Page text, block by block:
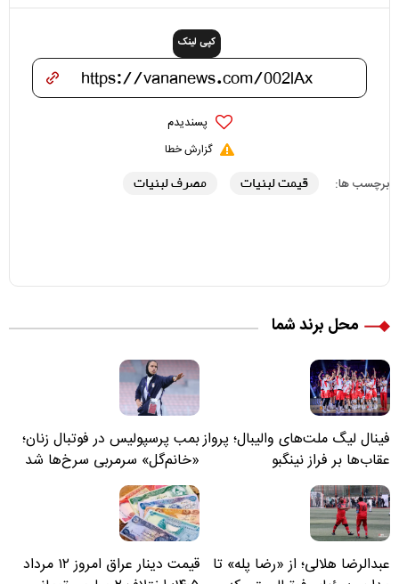
کپی لینک
پسندیدم
گزارش خطا
برچسب ها: قیمت لبنیات مصرف لبنیات
محل برند شما
فینال لیگ ملت‌های والیبال؛ پرواز
عقاب‌ها بر فراز نینگبو
بمب پرسپولیس در فوتبال زنان؛
«خانم‌گل» سرمربی سرخ‌ها شد
عبدالرضا هلالی؛ از «رضا پله» تا
قیمت دینار عراق امروز ۱۲ مرداد